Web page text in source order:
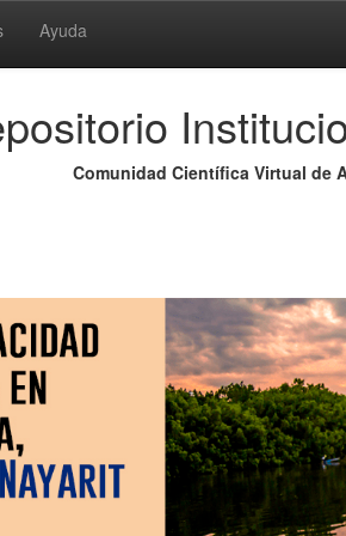
Ayuda
Comunidad Científica Virtual de